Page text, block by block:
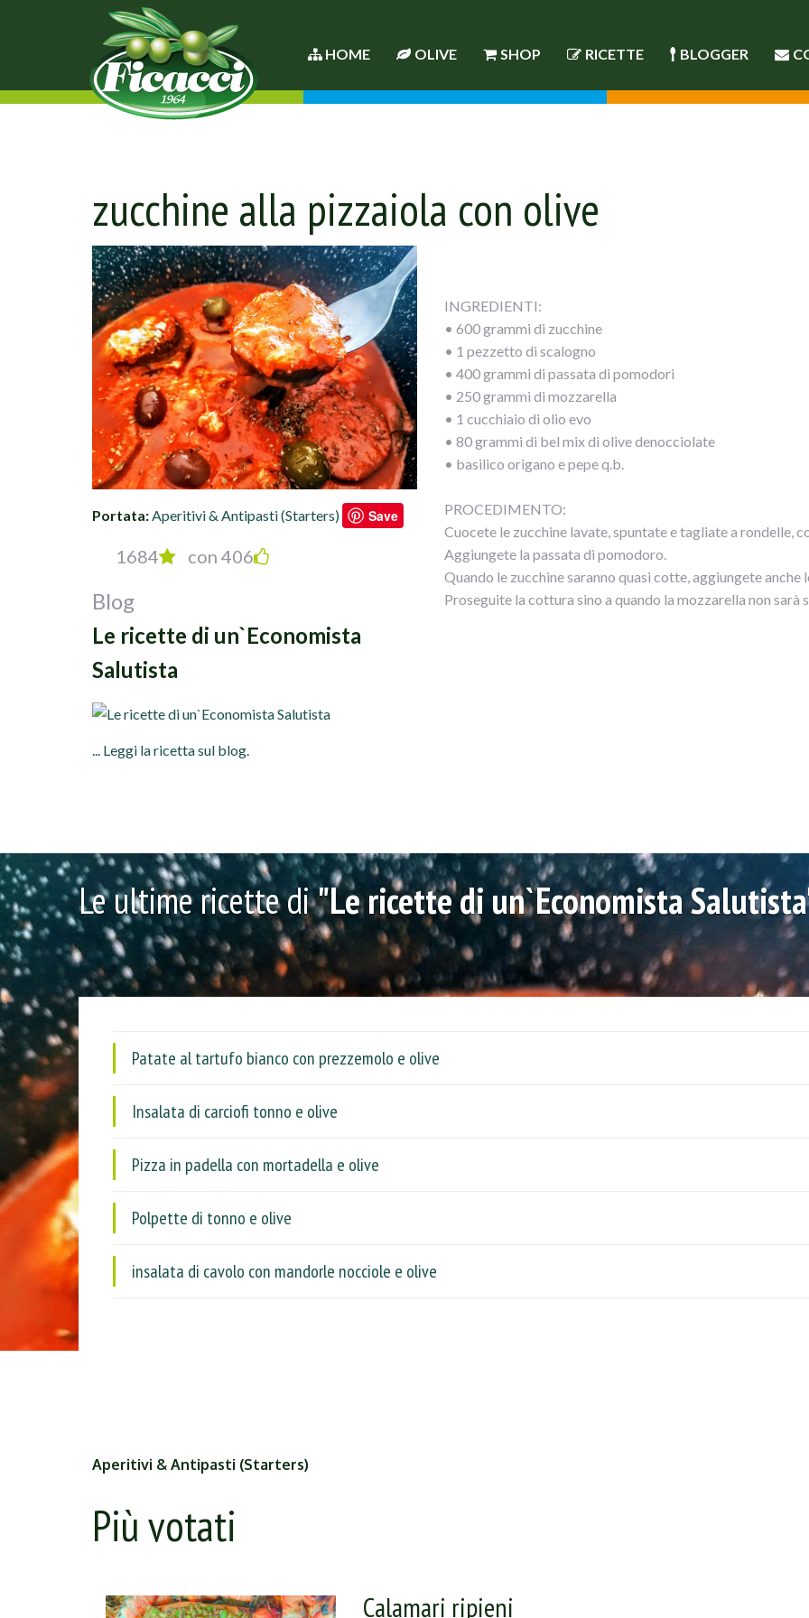
HOME OLIVE SHOP RICETTE BLOGGER
zucchine alla pizzaiola con olive
Portata:Aperitivi & Antipasti (Starters) Save
1684 con 406
Blog
Le ricette di un`Economista
Salutista
... Leggi la ricetta sul blog.
INGREDIENTI:
• 600 grammi di zucchine
• 1 pezzetto di scalogno
• 400 grammi di passata di pomodori
• 250 grammi di mozzarella
• 1 cucchiaio di olio evo
• 80 grammi di bel mix di olive denocciolate
• basilico origano e pepe q.b.
PROCEDIMENTO:
Cuocete le zucchine lavate, spuntate e tagliate a rondelle,
Aggiungete la passata di pomodoro.
Quando le zucchine saranno quasi cotte, aggiungete
Proseguite la cottura sino a quando la mozzarella non sarà
Le ultime ricette di"Le ricette di un`Economista
Patate al tartufo bianco con prezzemolo e olive
Insalata di carciofi tonno e olive
Pizza in padella con mortadella e olive
Polpette di tonno e olive
insalata di cavolo con mandorle nocciole e olive
Aperitivi & Antipasti (Starters)
Più votati
Calamari ripieni